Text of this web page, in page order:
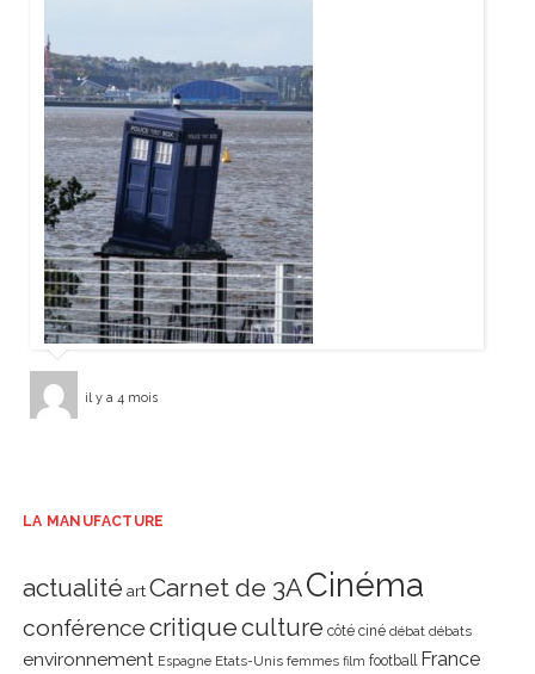
il y a 4 mois
LA MANUFACTURE
actualité art Carnet de 3ACinéma
conférencecritiqueculture côté ciné débat débats
environnement Espagne Etats-Unis femmes film football France